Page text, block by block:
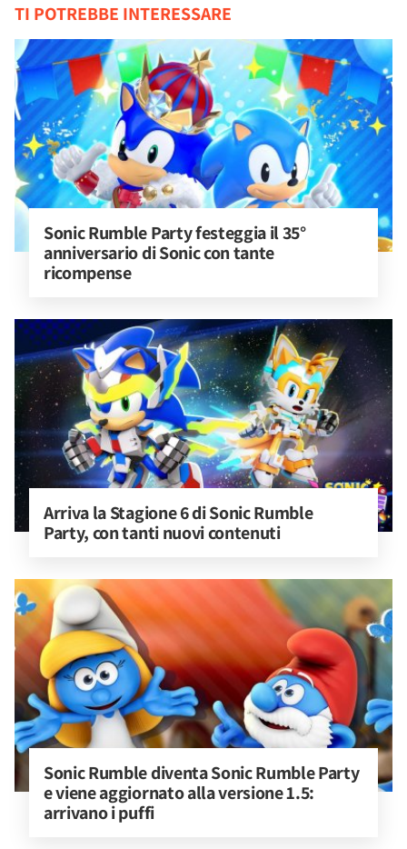
TI POTREBBE INTERESSARE
Sonic Rumble Party festeggia il 35°
anniversario di Sonic con tante
ricompense
Arriva la Stagione 6 di Sonic Rumble
Party, con tanti nuovi contenuti
Sonic Rumble diventa Sonic Rumble Party
e viene aggiornato alla versione 1.5:
arrivano i puffi